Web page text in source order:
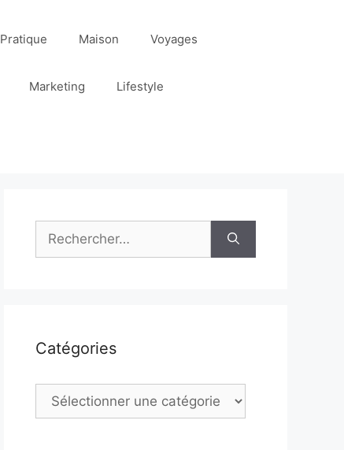
Pratique Maison Voyages
Marketing Lifestyle
Rechercher :
Catégories
Catégories